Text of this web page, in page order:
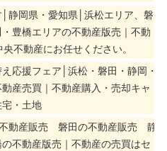
静岡県・愛知県│浜松エリア、磐
豊橋エリアの不動産版売｜不動
不動産にお任せください。
応援フェア│浜松・磐田・静岡・
産売買｜不動産購入・売却キャ
・土地
動産販売 磐田の不動産販売 静
不動産版売｜不動産の売買はセ